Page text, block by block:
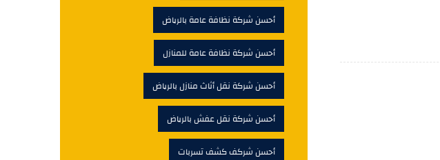
أحسن شركة نظافة عامة بالرياض
أحسن شركة نظافة عامة للمنازل
أحسن شركة نقل أثاث منازل بالرياض
أحسن شركة نقل عفش بالرياض
أحسن شركف كشف تسربات